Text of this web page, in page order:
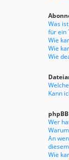
Was
für ein
Wie
Wie
Wie
Kann
Wer
An
Wie